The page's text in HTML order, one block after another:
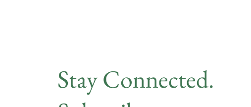
Stay Connected.